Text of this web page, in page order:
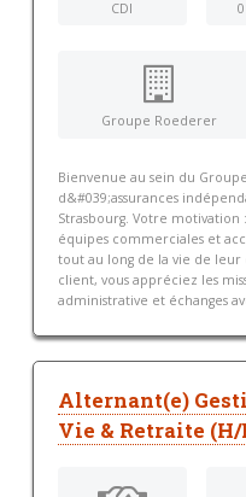
CDI
Groupe Roederer
Bienvenue au sein du
d&#039;assurances
Strasbourg. Votre
équipes commerciales et
tout au long de la vie de
client, vous appréciez les
administrative et échanges
Alternant(e)
Vie & Retraite (H/